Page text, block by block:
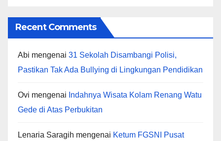
Recent Comments
Abi mengenai 31 Sekolah Disambangi Polisi,
Pastikan Tak Ada Bullying di Lingkungan Pendidikan
Ovi mengenai Indahnya Wisata Kolam Renang Watu
Gede di Atas Perbukitan
Lenaria Saragih mengenai Ketum FGSNI Pusat